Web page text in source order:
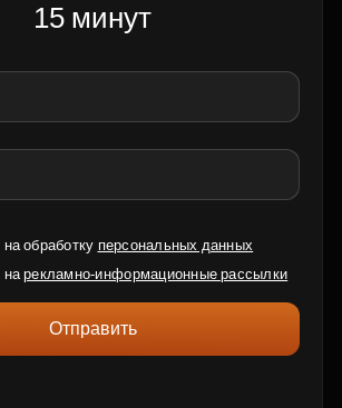
15 минут
обработку персональных данных
нарекламно-информационные рассылки
Отправить